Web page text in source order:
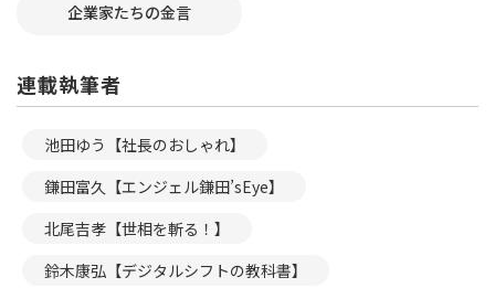
企業家たちの金言
連載執筆者
池田ゆう【社長のおしゃれ】
鎌田富久【エンジェル鎌田’sEye】
北尾吉孝【世相を斬る！】
鈴木康弘【デジタルシフトの教科書】